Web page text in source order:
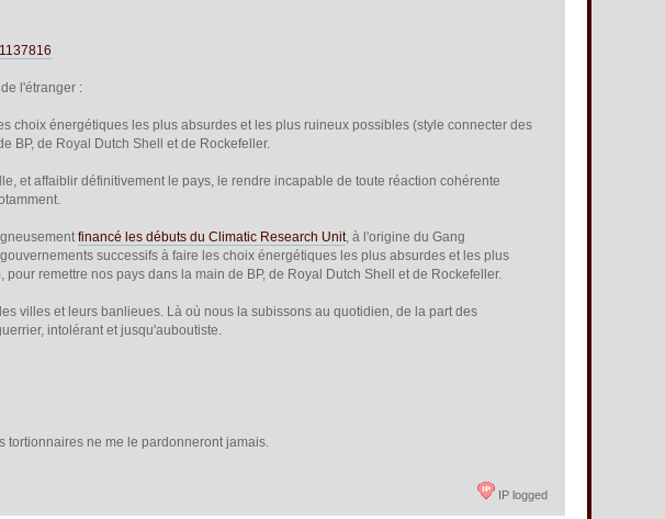
l'étranger :
choix énergétiques les plus absurdes et les plus ruineux possibles (style connecter des
BP, de Royal Dutch Shell et de Rockefeller.
et affaiblir définitivement le pays, le rendre incapable de toute réaction cohérente
financé les débuts du Climatic Research Unit, à l'origine du Gang
successifs à faire les choix énergétiques les plus absurdes et les plus
remettre nos pays dans la main de BP, de Royal Dutch Shell et de Rockefeller.
villes et leurs banlieues. Là où nous la subissons au quotidien, de la part des
intolérant et jusqu'auboutiste.
tortionnaires ne me le pardonneront jamais.
IP logged